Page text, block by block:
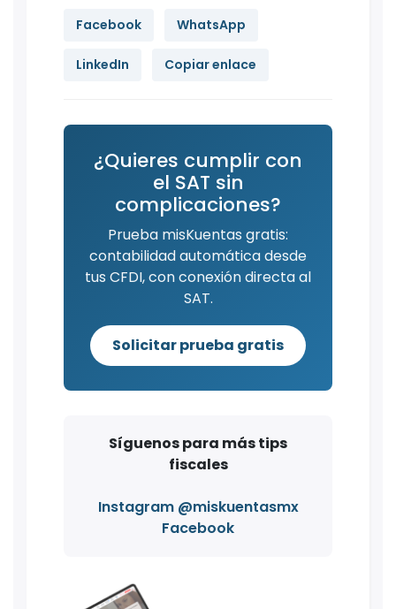
Facebook WhatsApp
LinkedIn Copiar enlace
¿Quieres cumplir con
el SAT sin
complicaciones?
Prueba misKuentas gratis:
contabilidad automática desde
tus CFDI, con conexión directa al
SAT.
Solicitar prueba gratis
Síguenos para más tips
fiscales
Instagram @miskuentasmx
Facebook